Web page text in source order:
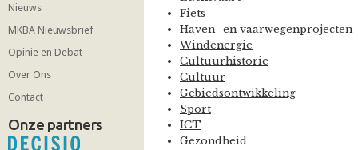
Nieuws
MKBA Nieuwsbrief
Opinie en Debat
Over Ons
Contact
Onze partners
Fiets
Haven- en vaarwegenprojecten
Windenergie
Cultuurhistorie
Cultuur
Gebiedsontwikkeling
Sport
ICT
Gezondheid